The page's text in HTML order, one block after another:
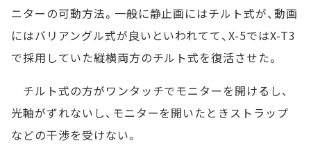
ニターの可動方法。一般に静止画にはチルト式が、動画
にはバリアングル式が良いといわれてて、X-5ではX-T3
で採用していた縦横両方のチルト式を復活させた。
チルト式の方がワンタッチでモニターを開けるし、
光軸がずれないし、モニターを開いたときストラップ
などの干渉を受けない。